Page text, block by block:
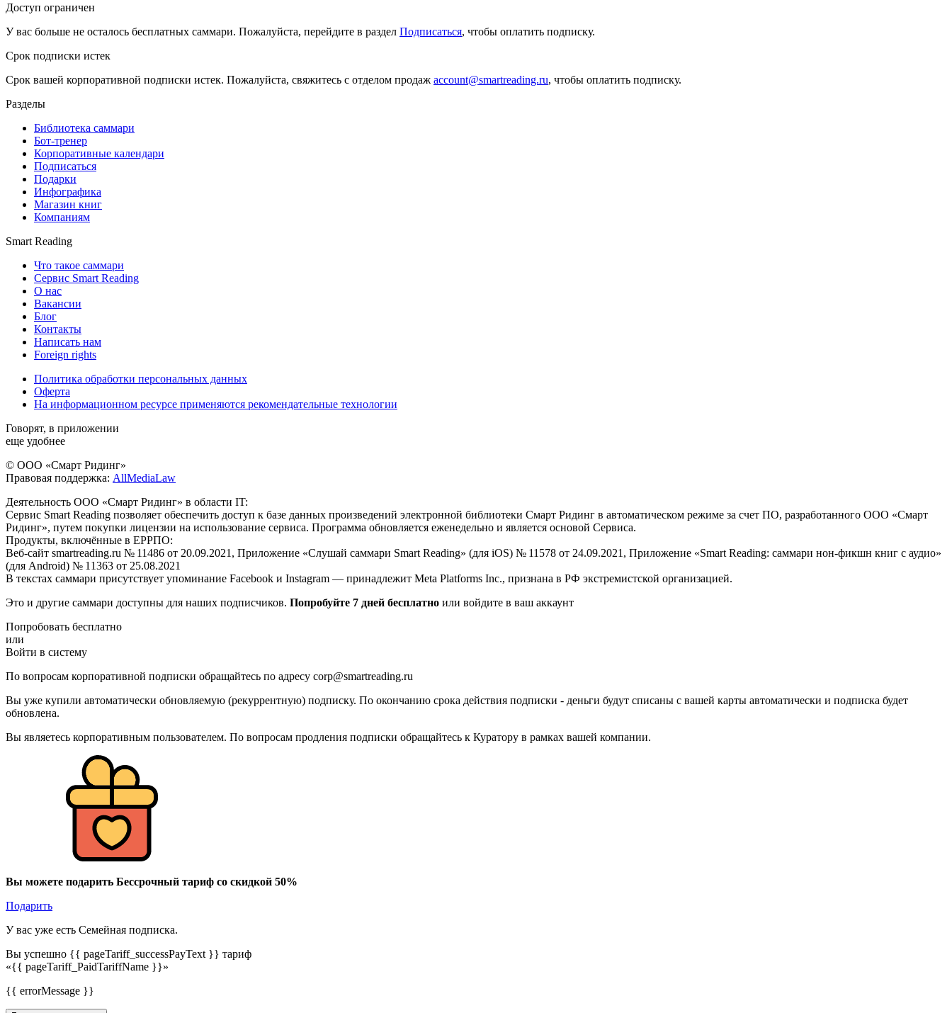
Доступ ограничен
У вас больше не осталось бесплатных саммари. Пожалуйста, перейдите в раздел Подписаться, чтобы оплатить подписку.
Срок подписки истек
Срок вашей корпоративной подписки истек. Пожалуйста, свяжитесь с отделом продаж account@smartreading.ru, чтобы оплатить подписку.
Разделы
Библиотека саммари
Бот-тренер
Корпоративные календари
Подписаться
Подарки
Инфографика
Магазин книг
Компаниям
Smart Reading
Что такое саммари
Сервис Smart Reading
О нас
Вакансии
Блог
Контакты
Написать нам
Foreign rights
Политика обработки персональных данных
Оферта
На информационном ресурсе применяются рекомендательные технологии
Говорят, в приложении
еще удобнее
© ООО «Смарт Ридинг»
Правовая поддержка: AllMediaLaw
Деятельность ООО «Смарт Ридинг» в области IT:
Сервис Smart Reading позволяет обеспечить доступ к базе данных произведений электронной библиотеки Смарт Ридинг в автоматическом режиме за счет ПО, разработанного ООО «Смарт
Ридинг», путем покупки лицензии на использование сервиса. Программа обновляется еженедельно и является основой Сервиса.
Продукты, включённые в ЕРРПО:
Веб-сайт smartreading.ru № 11486 от 20.09.2021, Приложение «Слушай саммари Smart Reading» (для iOS) № 11578 от 24.09.2021, Приложение «Smart Reading: саммари нон-фикшн книг с аудио»
(для Android) № 11363 от 25.08.2021
В текстах саммари присутствует упоминание Facebook и Instagram — принадлежит Meta Platforms Inc., признана в РФ экстремистской организацией.
Это и другие саммари доступны для наших подписчиков. Попробуйте 7 дней бесплатно или войдите в ваш аккаунт
Попробовать бесплатно
или
Войти в систему
По вопросам корпоративной подписки обращайтесь по адресу corp@smartreading.ru
Вы уже купили автоматически обновляемую (рекуррентную) подписку. По окончанию срока действия подписки - деньги будут списаны с вашей карты автоматически и подписка будет
обновлена.
Вы являетесь корпоративным пользователем. По вопросам продления подписки обращайтесь к Куратору в рамках вашей компании.
Вы можете подарить Бессрочный тариф со скидкой 50%
Подарить
У вас уже есть Семейная подписка.
Вы успешно {{ pageTariff_successPayText }} тариф
«{{ pageTariff_PaidTariffName }}»
{{ errorMessage }}